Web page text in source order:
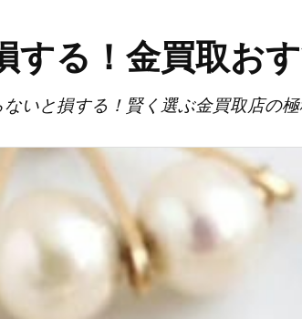
する！金買取お
ないと損する！賢く選ぶ金買取店の